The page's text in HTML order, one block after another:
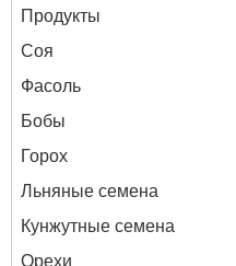
Продукты
Соя
Фасоль
Бобы
Горох
Льняные семена
Кунжутные семена
Орехи